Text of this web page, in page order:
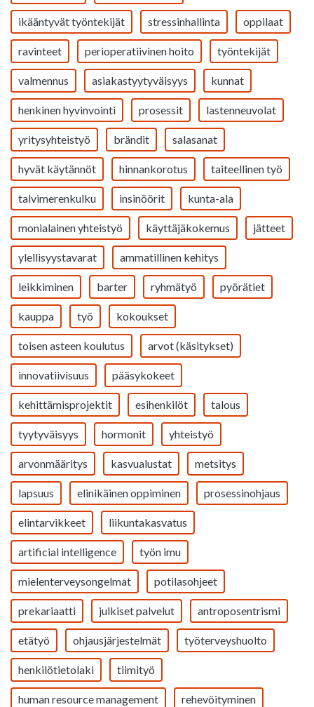
ikääntyvät työntekijät stressinhallinta oppilaat
ravinteet perioperatiivinen hoito työntekijät
valmennus asiakastyytyväisyys kunnat
henkinen hyvinvointi prosessit lastenneuvolat
yritysyhteistyö brändit salasanat
hyvät käytännöt hinnankorotus taiteellinen työ
talvimerenkulku insinöörit kunta-ala
monialainen yhteistyö käyttäjäkokemus jätteet
ylellisyystavarat ammatillinen kehitys
leikkiminen barter ryhmätyö pyörätiet
kauppa työ kokoukset
toisen asteen koulutus arvot (käsitykset)
innovatiivisuus pääsykokeet
kehittämisprojektit esihenkilöt talous
tyytyväisyys hormonit yhteistyö
arvonmääritys kasvualustat metsitys
lapsuus elinikäinen oppiminen prosessinohjaus
elintarvikkeet liikuntakasvatus
artificial intelligence työn imu
mielenterveysongelmat potilasohjeet
prekariaatti julkiset palvelut antroposentrismi
etätyö ohjausjärjestelmät työterveyshuolto
henkilötietolaki tiimityö
human resource management rehevöityminen